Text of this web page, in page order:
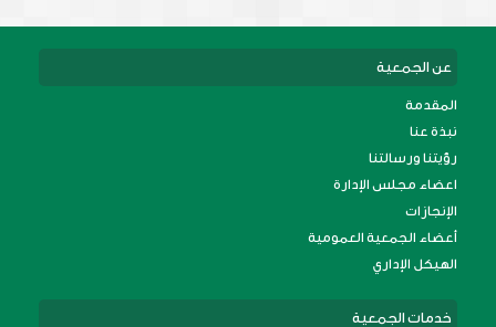
عن الجمعية
المقدمة
نبذة عنا
رؤيتنا ورسالتنا
اعضاء مجلس الإدارة
الإنجازات
أعضاء الجمعية العمومية
الهيكل الإداري
خدمات الجمعية